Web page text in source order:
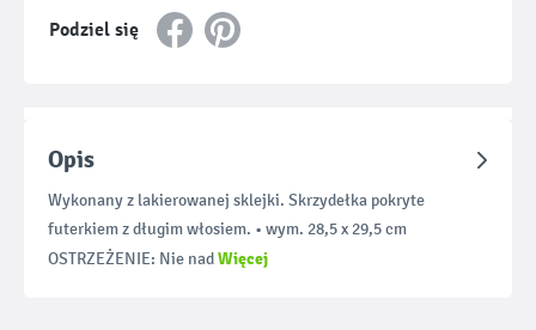
Podziel się
Opis
Wykonany z lakierowanej sklejki. Skrzydełka pokryte
futerkiem z długim włosiem. • wym. 28,5 x 29,5 cm
OSTRZEŻENIE: Nie nadWięcej